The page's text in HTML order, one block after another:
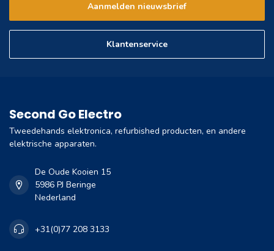
Aanmelden nieuwsbrief
Klantenservice
Second Go Electro
Tweedehands elektronica, refurbished producten, en andere
elektrische apparaten.
De Oude Kooien 15
5986 PJ Beringe
Nederland
+31(0)77 208 3133